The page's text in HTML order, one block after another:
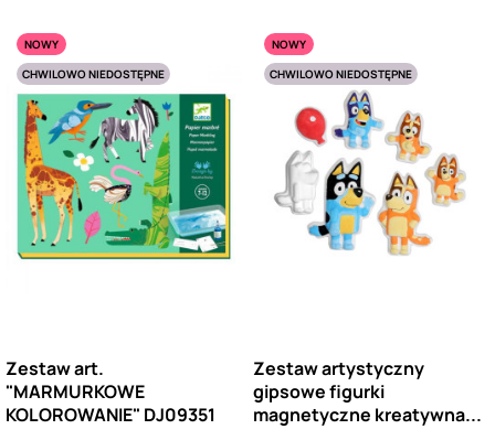
NOWY
CHWILOWO NIEDOSTĘPNE
Zestaw art.
"MARMURKOWE
KOLOROWANIE" DJ09351
NOWY
CHWILOWO NIEDOSTĘPNE
Zestaw artystyczny
gipsowe figurki
magnetyczne kreatywna...